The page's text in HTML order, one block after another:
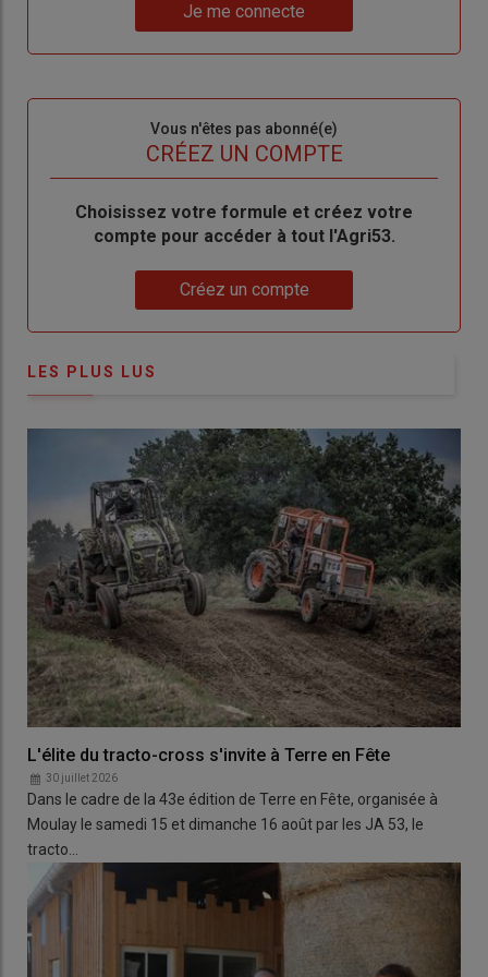
de
me
Je me connecte
Vous n'êtes pas abonné(e)
CRÉEZ UN COMPTE
BodyChoisissez votre formule et créez votre
compte pour accéder à tout l'Agri53.
Créez un compte
LES PLUS LUS
L'élite du tracto-cross s'invite à Terre en Fête
30 juillet 2026
Dans le cadre de la 43e édition de Terre en Fête, organisée à
Moulay le samedi 15 et dimanche 16 août par les JA 53, le
tracto…